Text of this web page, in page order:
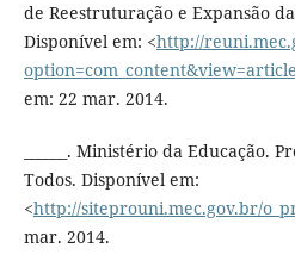
de Reestruturação e Expansão
Disponível em: <http://
em: 22 mar. 2014.
______. Ministério da Educação.
Todos. Disponível em:
<http://siteprouni.mec.gov.br/
mar. 2014.